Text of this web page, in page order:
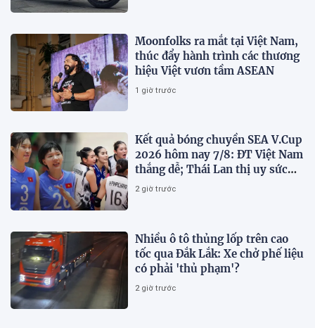
Moonfolks ra mắt tại Việt Nam,
thúc đẩy hành trình các thương
hiệu Việt vươn tầm ASEAN
1 giờ trước
Kết quả bóng chuyền SEA V.Cup
2026 hôm nay 7/8: ĐT Việt Nam
thắng dễ; Thái Lan thị uy sức
mạnh
2 giờ trước
Nhiều ô tô thủng lốp trên cao
tốc qua Đắk Lắk: Xe chở phế liệu
có phải 'thủ phạm'?
2 giờ trước